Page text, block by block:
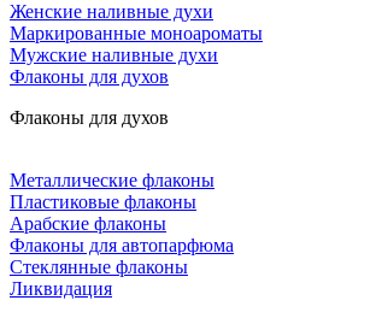
Женские наливные духи
Маркированные моноароматы
Мужские наливные духи
Флаконы для духов
Флаконы для духов
Металлические флаконы
Пластиковые флаконы
Арабские флаконы
Флаконы для автопарфюма
Стеклянные флаконы
Ликвидация